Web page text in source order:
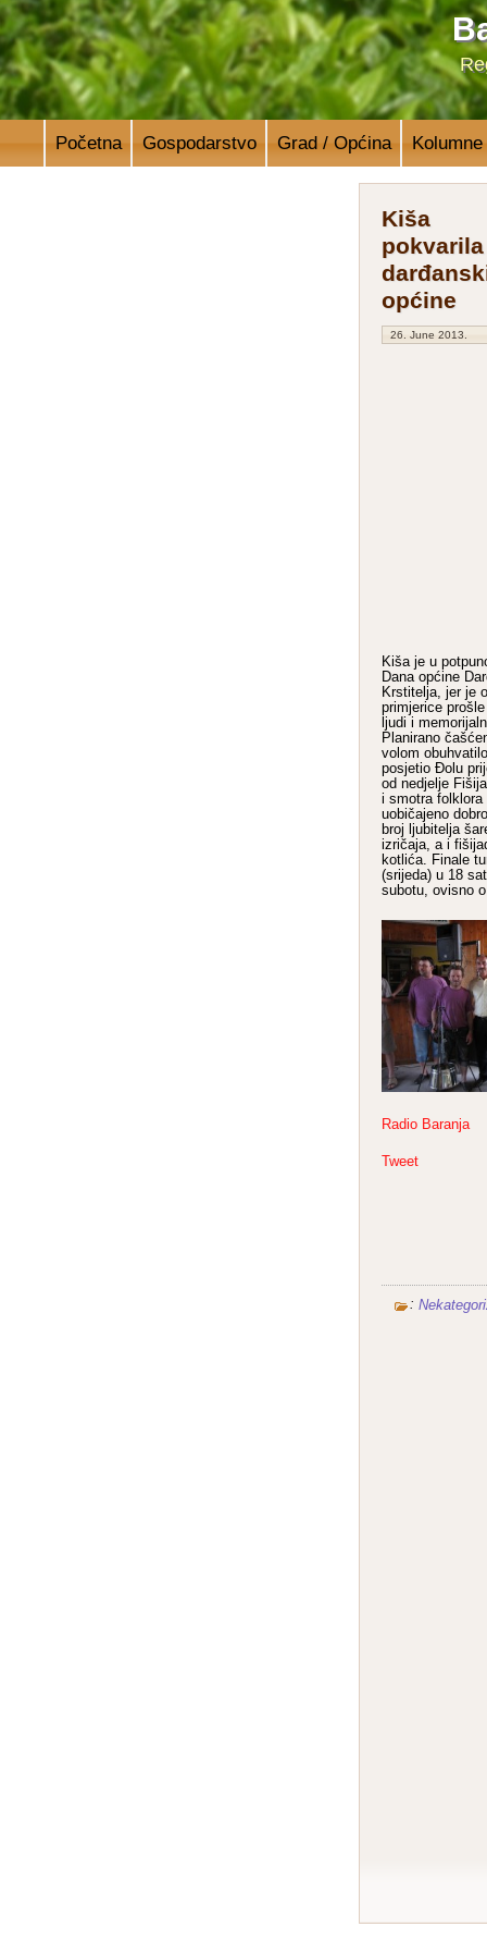
Početna Gospodarstvo Grad / Općina Kolumne
Kiša
pokvarila
općine
26. June 2013.
Kiša je u
Dana općine
Krstitelja, jer je
primjerice
ljudi i
Planirano
volom
posjetio Đolu
od nedjelje
i smotra folklora
uobičajeno
broj ljubitelja
izričaja, a i
kotlića. Finale
(srijeda) u 18
subotu, ovisno
Radio Baranja
Tweet
: